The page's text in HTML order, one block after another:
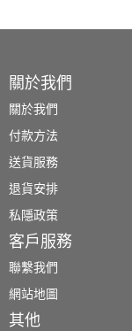
關於我們
關於我們
付款方法
送貨服務
退貨安排
私隱政策
客戶服務
聯繫我們
網站地圖
其他